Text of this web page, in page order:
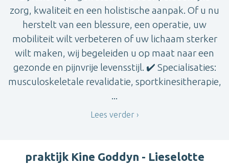
zorg, kwaliteit en een holistische aanpak. Of u nu
herstelt van een blessure, een operatie, uw
mobiliteit wilt verbeteren of uw lichaam sterker
wilt maken, wij begeleiden u op maat naar een
gezonde en pijnvrije levensstijl. ✔️ Specialisaties:
musculoskeletale revalidatie, sportkinesitherapie,
...
Lees verder
praktijk Kine Goddyn - Lieselotte